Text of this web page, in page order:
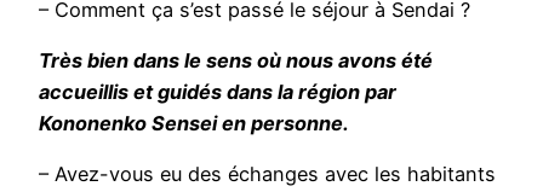
– Comment ça s’est passé le séjour à Sendai ?
Très bien dans le sens où nous avons été
accueillis et guidés dans la région par
Kononenko Sensei en personne.
– Avez-vous eu des échanges avec les habitants